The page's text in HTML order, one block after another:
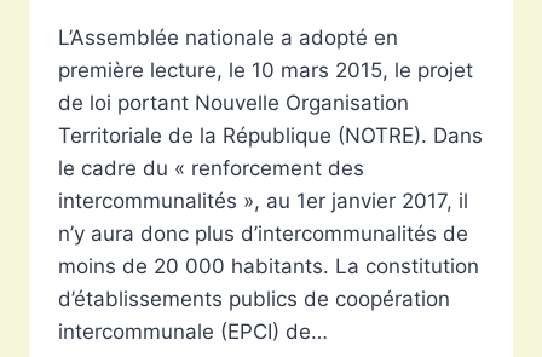
L’Assemblée nationale a adopté en
première lecture, le 10 mars 2015, le projet
de loi portant Nouvelle Organisation
Territoriale de la République (NOTRE). Dans
le cadre du « renforcement des
intercommunalités », au 1er janvier 2017, il
n’y aura donc plus d’intercommunalités de
moins de 20 000 habitants. La constitution
d’établissements publics de coopération
intercommunale (EPCI) de…